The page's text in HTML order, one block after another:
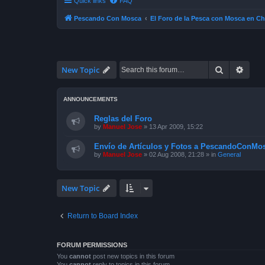
Pescando Con Mosca El Foro de la Pesca con Mosca en
New Topic Search
ANNOUNCEMENTS
Reglas del Foro
by Manuel Jose » 13 Apr 2009, 15:22
Envío de Artículos y Fotos a
by Manuel Jose » 02 Aug 2008, 21:28 » in General
New Topic
Return to Board Index
FORUM PERMISSIONS
You cannot post new topics in this forum